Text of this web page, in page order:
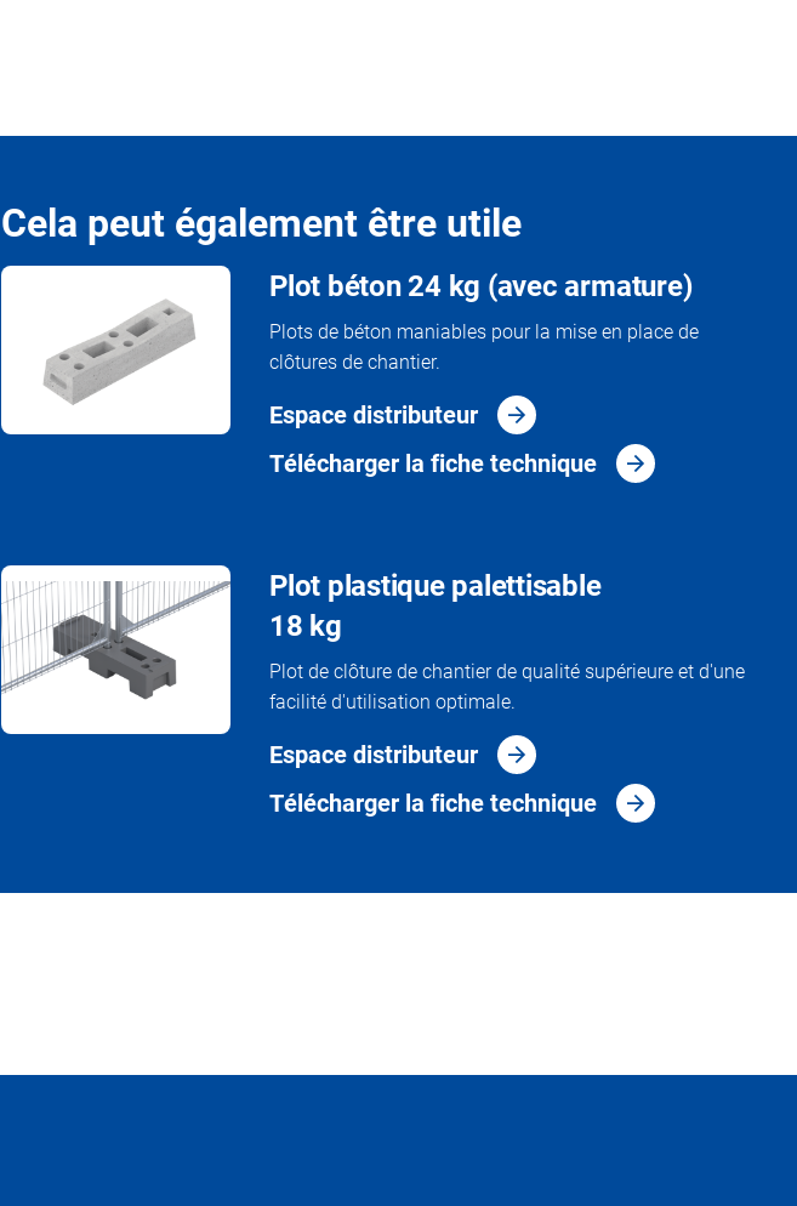
Cela peut également être utile
Plot béton 24 kg (avec armature)
Plots de béton maniables pour la mise en place de
clôtures de chantier.
Espace distributeur
Télécharger la fiche technique
Plot plastique palettisable
18 kg
Plot de clôture de chantier de qualité supérieure et d'une
facilité d'utilisation optimale.
Espace distributeur
Télécharger la fiche technique